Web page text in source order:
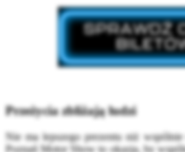
Przeżycia zbliżają ludzi
Nie ma lepszego prezentu niż
Poznań Motor Show to okazja, by